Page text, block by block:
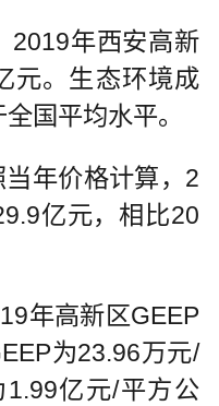
年西安高新
元。生态环境成
国平均水平。
年价格计算，2
亿元，相比20
年高新区GEEP
为23.96万元/
1.99亿元/平方公